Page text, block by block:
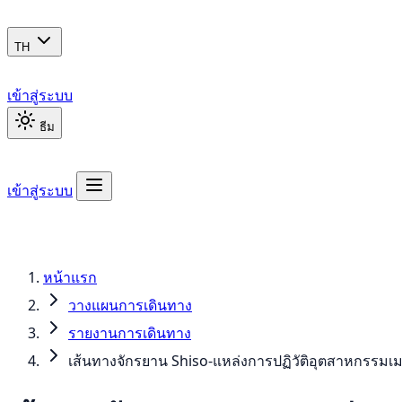
TH
เข้าสู่ระบบ
ธีม
เข้าสู่ระบบ
หน้าแรก
วางแผนการเดินทาง
รายงานการเดินทาง
เส้นทางจักรยาน Shiso-แหล่งการปฏิวัติอุตสาหกรรม